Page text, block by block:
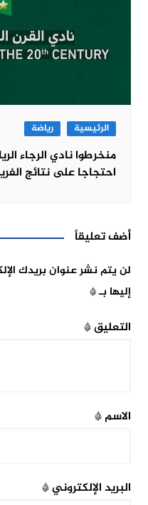
الرئيسية رياضة
منخرطوا نادي الرجاء
احتجاجا على نتائج
أضف تعليقاً
لن يتم نشر عنوان بريدك
إليها بـ*
التعليق*
الاسم*
البريد الإلكتروني*